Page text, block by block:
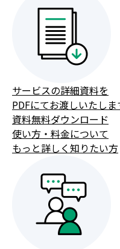
サービスの詳細資料を
PDFにてお渡しいたしま
資料無料ダウンロード
使い方・料金について
もっと詳しく知りたい方